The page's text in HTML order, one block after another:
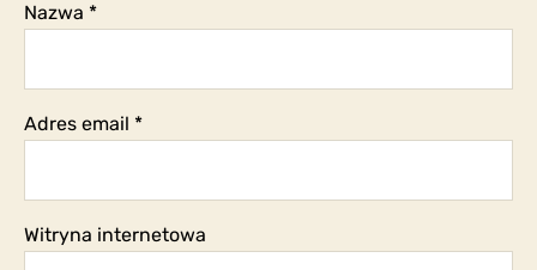
Nazwa *
Adres email *
Witryna internetowa